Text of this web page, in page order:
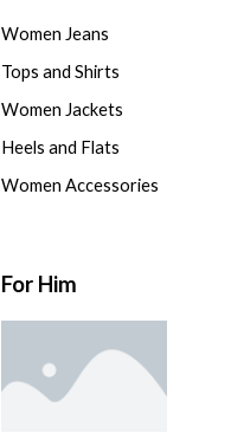
Women Jeans
Tops and Shirts
Women Jackets
Heels and Flats
Women Accessories
For Him